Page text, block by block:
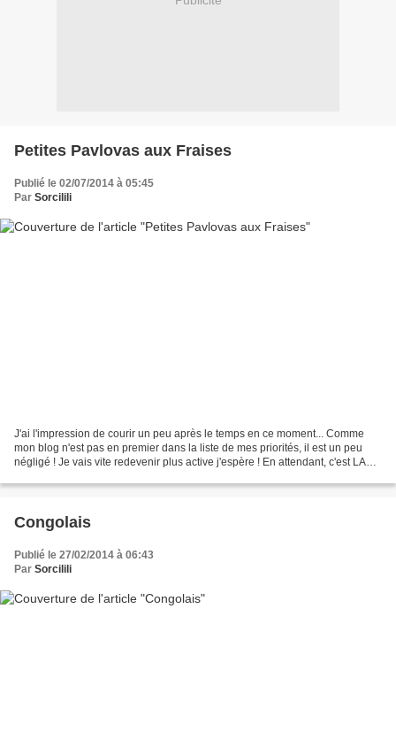
Petites Pavlovas aux Fraises
Publié le 02/07/2014 à 05:45
Par Sorcilili
J'ai l'impression de courir un peu après le temps en ce moment... Comme
mon blog n'est pas en premier dans la liste de mes priorités, il est un peu
négligé ! Je vais vite redevenir plus active j'espère ! En attendant, c'est LA
Congolais
Publié le 27/02/2014 à 06:43
Par Sorcilili